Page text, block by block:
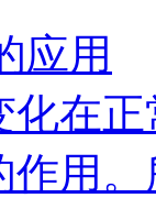
应用
化在
作用